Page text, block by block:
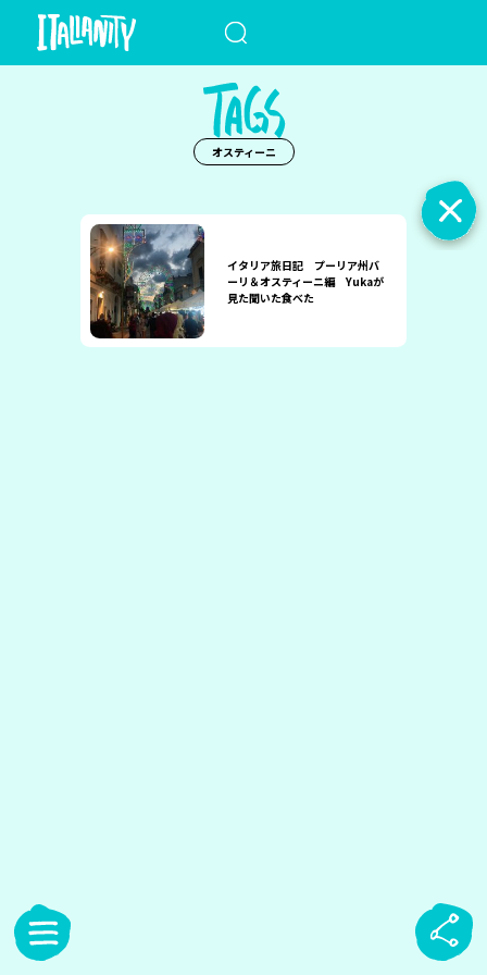
オスティーニ
イタリア旅日記 プーリア州バ
ーリ＆オスティーニ編 Yukaが
見た聞いた食べた